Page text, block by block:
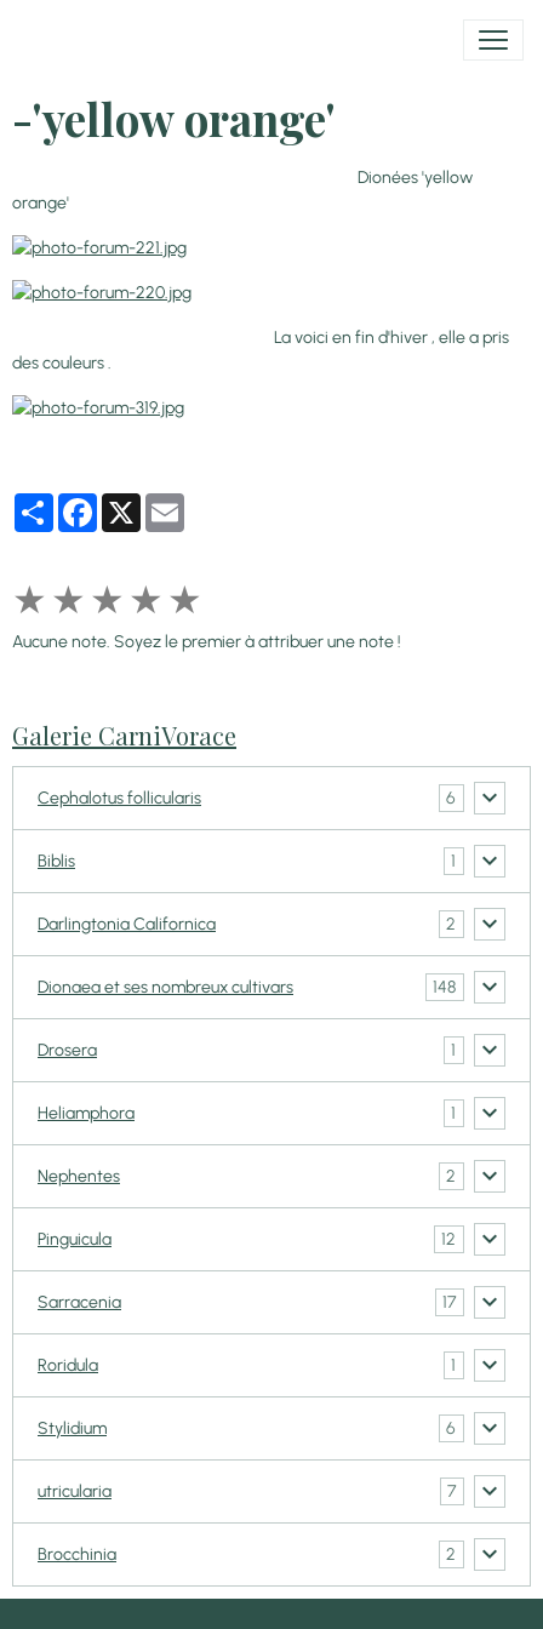
-'yellow orange'
Dionées 'yellow
orange'
La voici en fin d'hiver , elle a pris
des couleurs .
PartagerFacebook
X
★ ★ ★ ★ ★
Aucune note. Soyez le premier à attribuer une note !
Galerie CarniVorace
Cephalotus follicularis 6
Biblis 1
Darlingtonia Californica 2
Dionaea et ses nombreux cultivars 148
Drosera 1
Heliamphora 1
Nephentes 2
Pinguicula 12
Sarracenia 17
Roridula 1
Stylidium 6
utricularia 7
Brocchinia 2